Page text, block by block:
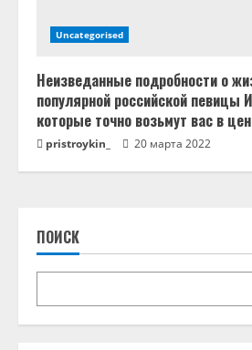
Uncategorised
Неизведанные подробности о
популярной российской певицы
которые точно возьмут вас в
pristroykin_ 20 марта 2022
ПОИСК